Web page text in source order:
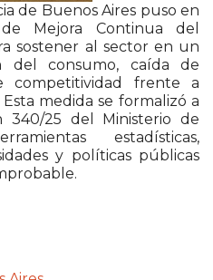
de Buenos Aires puso en
Mejora Continua del
sostener al sector en un
del consumo, caída de
competitividad frente a
medida se formalizó a
340/25 del Ministerio de
estadísticas,
y políticas públicas